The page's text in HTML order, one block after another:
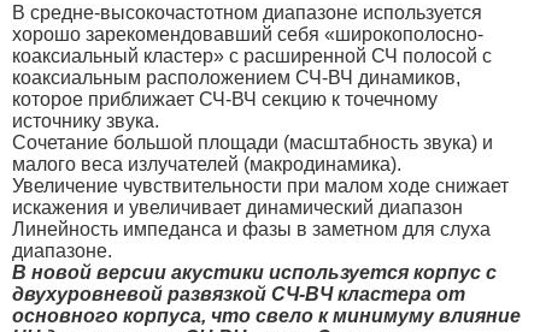
В средне-высокочастотном диапазоне используется
хорошо зарекомендовавший себя «широкополосно-
коаксиальный кластер» с расширенной СЧ полосой с
коаксиальным расположением СЧ-ВЧ динамиков,
которое приближает СЧ-ВЧ секцию к точечному
источнику звука.
Сочетание большой площади (масштабность звука) и
малого веса излучателей (макродинамика).
Увеличение чувствительности при малом ходе снижает
искажения и увеличивает динамический диапазон
Линейность импеданса и фазы в заметном для слуха
диапазоне.
В новой версии акустики используется корпус с
двухуровневой развязкой СЧ-ВЧ кластера от
основного корпуса, что свело к минимуму влияние